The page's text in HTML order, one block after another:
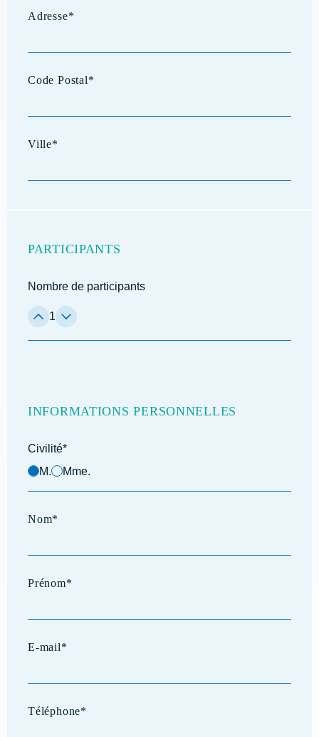
PARTICIPANTS
Nombre de participants
1
INFORMATIONS PERSONNELLES
Civilité*
M.
Mme.